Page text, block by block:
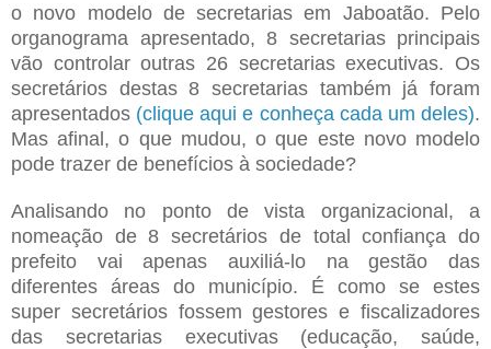
o novo modelo de secretarias em Jaboatão. Pelo
organograma apresentado, 8 secretarias principais
vão controlar outras 26 secretarias executivas. Os
secretários destas 8 secretarias também já foram
apresentados (clique aqui e conheça cada um deles).
Mas afinal, o que mudou, o que este novo modelo
pode trazer de benefícios à sociedade?
Analisando no ponto de vista organizacional, a
nomeação de 8 secretários de total confiança do
prefeito vai apenas auxiliá-lo na gestão das
diferentes áreas do município. É como se estes
super secretários fossem gestores e fiscalizadores
das secretarias executivas (educação, saúde,